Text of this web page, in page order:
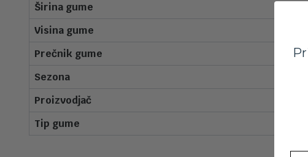
Širina gume
Visina gume
Prečnik gume
Sezona
Proizvodjač
Tip gume